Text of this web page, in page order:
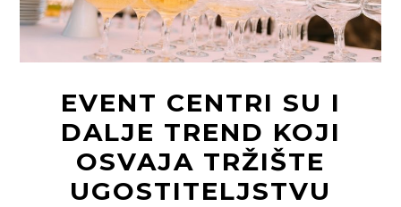
EVENT CENTRI SU I
DALJE TREND KOJI
OSVAJA TRŽIŠTE
UGOSTITELJSTVU